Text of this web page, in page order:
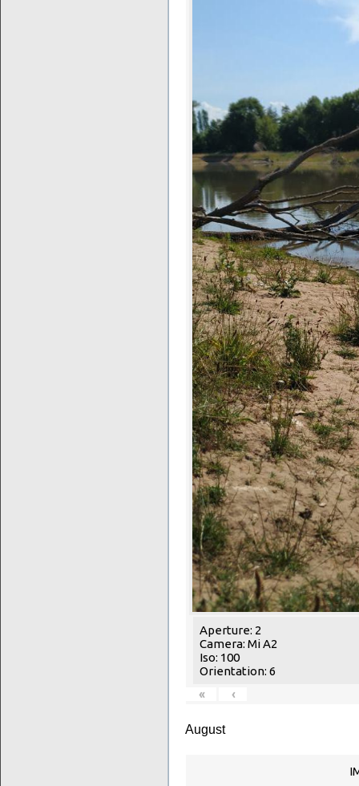
Aperture: 2
Camera: Mi A2
Iso: 100
Orientation: 6
«
‹
August